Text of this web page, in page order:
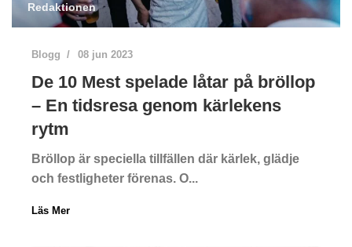
Redaktionen
Blogg 08 jun 2023
De 10 Mest spelade låtar på bröllop
– En tidsresa genom kärlekens
rytm
Bröllop är speciella tillfällen där kärlek, glädje
och festligheter förenas. O...
Läs Mer